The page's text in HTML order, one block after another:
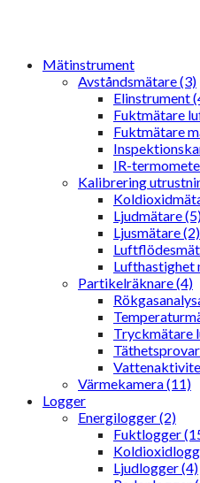
Mätinstrument
Avståndsmätare (3)
Elinstrument
Fuktmätare
Fuktmätare
IR-
Kalibrering
Ljudmätare
Ljusmätare (2)
Lufthastighet
Partikelräknare (4)
Tryckmätare
Värmekamera (11)
Logger
Energilogger (2)
Fuktlogger
Ljudlogger (4)